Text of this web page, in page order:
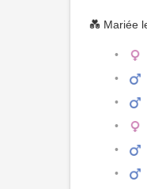
💑 Mariée